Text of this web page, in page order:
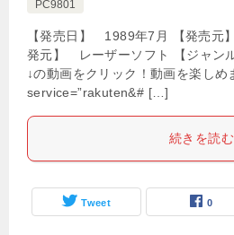
PC9801
【発売日】 1989年7月 【発売元
発元】 レーザーソフト 【ジャン
↓の動画をクリック！動画を楽しめ
service=”rakuten&# […]
続きを読む
Tweet 0